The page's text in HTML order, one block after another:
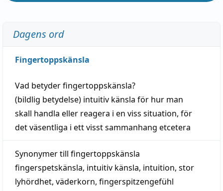
Dagens ord
Fingertoppskänsla
Vad betyderfingertoppskänsla?
(bildlig betydelse) intuitiv känsla för hur man
skall handla eller reagera i en viss situation, för
det väsentliga i ett visstsammanhang etcetera
Synonymer till fingertoppskänsla
fingerspetskänsla, intuitiv känsla, intuition, stor
lyhördhet, väderkorn, fingerspitzengefühl